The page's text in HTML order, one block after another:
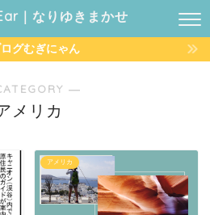
｜なりゆきまかせ
グむぎにゃん
―
メリカ
アメリカ